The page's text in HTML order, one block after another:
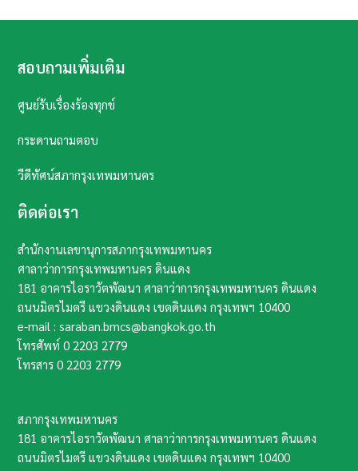
สอบถามเพิ่มเติม
ศูนย์รับเรื่องร้องทุกข์
กระดานถามตอบ
วีดีทัศน์สภากรุงเทพมหานคร
ติดต่อเรา
สำนักงานเลขานุการสภากรุงเทพมหานคร
ศาลาว่าการกรุงเทพมหานคร ดินแดง
181 อาคารไอราวัตพัฒนา ศาลาว่าการกรุงเทพมหานคร ดินแดง
ถนนมิตรไมตรี แขวงดินแดง เขตดินแดง กรุงเทพฯ​ 10400​
e-mail : saraban.bmcs@bangkok.go.th
โทรศัพท์0 2203 2779
โทรสาร0 2203 2779
สภากรุงเทพมหานคร
181 อาคารไอราวัตพัฒนา ศาลาว่าการกรุงเทพมหานคร ดินแดง
ถนนมิตรไมตรี แขวงดินแดง เขตดินแดง กรุงเทพฯ​ 10400​